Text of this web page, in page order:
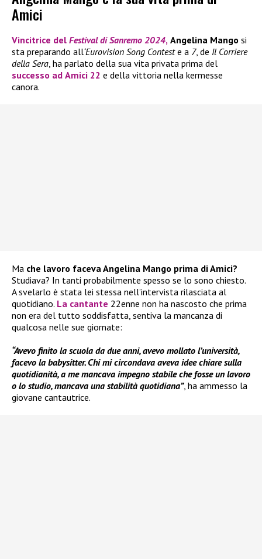
Amici
Vincitrice del Festival di Sanremo 2024, Angelina Mango si
sta preparando all‘Eurovision Song Conteste a 7, de Il Corriere
della Sera , ha parlato della sua vita privata prima del
successo ad Amici 22 e della vittoria nella kermesse
canora.
Ma che lavoro faceva Angelina Mango prima di Amici?
Studiava? In tanti probabilmente spesso se lo sono chiesto.
A svelarlo è stata lei stessa nell’intervista rilasciata al
quotidiano. La cantante 22enne non ha nascosto che prima
non era del tutto soddisfatta, sentiva la mancanza di
qualcosa nelle sue giornate:
“Avevo finito la scuola da due anni, avevo mollato l’università,
facevo la babysitter. Chi mi circondava aveva idee chiare sulla
quotidianità, a me mancava impegno stabile che fosse un lavoro
o lo studio, mancava una stabilità quotidiana”, ha ammesso la
giovane cantautrice.